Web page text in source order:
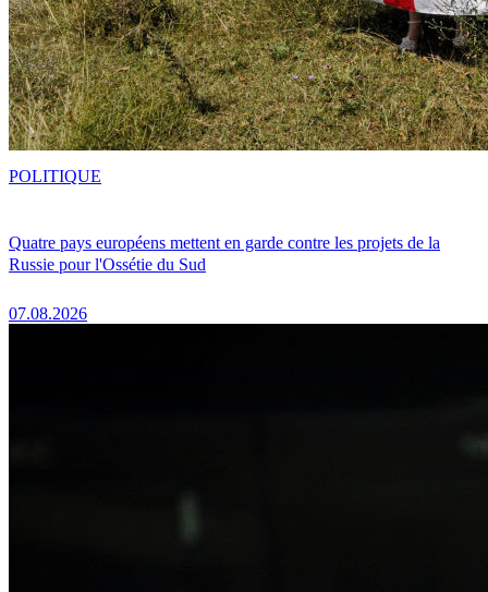
Quatre pays européens mettent en garde contre les projets de la
Russie pour l'Ossétie du Sud
07.08.2026
POLITIQUE